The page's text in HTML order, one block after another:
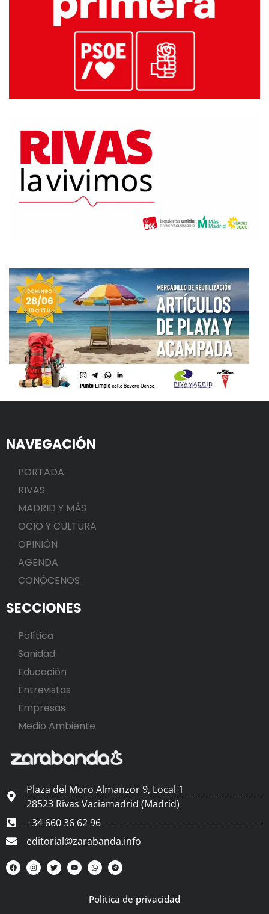
NAVEGACIÓN
PORTADA
RIVAS
MADRID Y MÁS
OCIO Y CULTURA
OPINIÓN
AGENDA
CONÓCENOS
SECCIONES
Política
Sanidad
Educación
Entrevistas
Empresas
Medio Ambiente
Plaza del Moro Almanzor 9, Local 1
28523 Rivas Vaciamadrid (Madrid)
+34 660 36 62 96
editorial@zarabanda.info
Política de privacidad